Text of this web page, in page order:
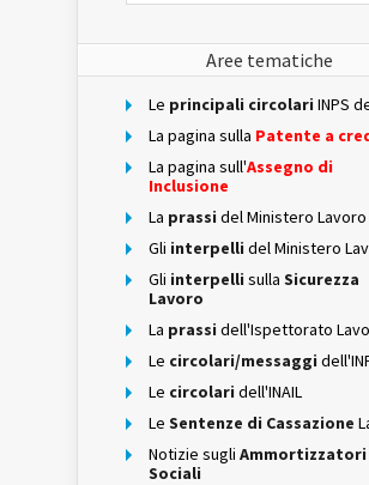
Aree tematiche
Le principali circolari INPS
La pagina sulla Patente a
La pagina sull'Assegno di
Inclusione
La prassi del Ministero Lavoro
Gli interpelli del Ministero
Gli interpelli sulla Sicurezza
Lavoro
La prassi dell'Ispettorato
Le circolari/messaggi
Le circolari dell'INAIL
Le Sentenze di Cassazione
Notizie sugli Ammortizzatori
Sociali